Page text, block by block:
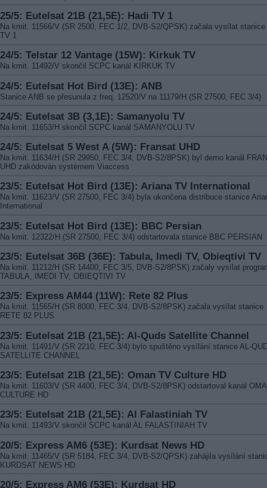
25/5: Eutelsat 21B (21,5E): Hadi TV 1
Na kmit. 11566/V (SR 2500, FEC 1/2, DVB-S2/QPSK) začala vysílat stanice
TV 1
24/5: Telstar 12 Vantage (15W): Kirkuk TV
Na kmit. 11492/V skončil SCPC kanál KIRKUK TV
24/5: Eutelsat Hot Bird (13E): ANB
Stanice ANB se přesunula z freq. 12520/V na 11179/H (SR 27500, FEC 3/4)
24/5: Eutelsat 3B (3,1E): Samanyolu TV
Na kmit. 11653/H skončil SCPC kanál SAMANYOLU TV
24/5: Eutelsat 5 West A (5W): Fransat UHD
Na kmit. 11634/H (SR 29950, FEC 3/4, DVB-S2/8PSK) byl demo kanál
UHD zakódován systémem Viaccess
23/5: Eutelsat Hot Bird (13E): Ariana TV International
Na kmit. 11623/V (SR 27500, FEC 3/4) byla ukončena distribuce stanice
International
23/5: Eutelsat Hot Bird (13E): BBC Persian
Na kmit. 12322/H (SR 27500, FEC 3/4) odstartovala stanice BBC PERSIAN
23/5: Eutelsat 36B (36E): Tabula, Imedi TV, Obieqtivi TV
Na kmit. 11212/H (SR 14400, FEC 3/5, DVB-S2/8PSK) začaly vysílat
TABULA, IMEDI TV, OBIEQTIVI TV
23/5: Express AM44 (11W): Rete 82 Plus
Na kmit. 11565/H (SR 8000, FEC 3/4, DVB-S2/8PSK) začala vysílat stanice
RETE 82 PLUS
23/5: Eutelsat 21B (21,5E): Al-Quds Satellite Channel
Na kmit. 11491/V (SR 2210, FEC 3/4) bylo spuštěno vysílání stanice AL-
SATELLITE CHANNEL
23/5: Eutelsat 21B (21,5E): Oman TV Culture HD
Na kmit. 11603/V (SR 4400, FEC 3/4, DVB-S2/8PSK) odstartoval kanál
CULTURE HD
23/5: Eutelsat 21B (21,5E): Al Falastiniah TV
Na kmit. 11493/V skončil SCPC kanál AL FALASTINIAH TV
20/5: Express AM6 (53E): Kurdsat News HD
Na kmit. 11465/V (SR 5184, FEC 3/4, DVB-S2/QPSK) zahájila vysílání
KURDSAT NEWS HD
20/5: Express AM6 (53E): Kurdsat HD